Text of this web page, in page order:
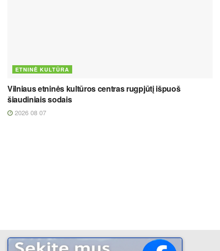
ETNINĖ KULTŪRA
Vilniaus etninės kultūros centras rugpjūtį išpuoš
šiaudiniais sodais
2026 08 07